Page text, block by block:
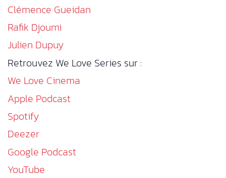
Clémence Gueidan
Rafik Djoumi
Julien Dupuy
Retrouvez We Love Series sur :
We Love Cinema
Apple Podcast
Spotify
Deezer
Google Podcast
YouTube